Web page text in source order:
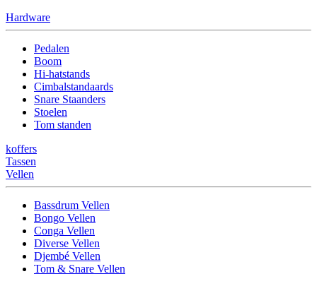
Hardware
Pedalen
Boom
Hi-hatstands
Cimbalstandaards
Snare Staanders
Stoelen
Tom standen
koffers
Tassen
Vellen
Bassdrum Vellen
Bongo Vellen
Conga Vellen
Diverse Vellen
Djembé Vellen
Tom & Snare Vellen